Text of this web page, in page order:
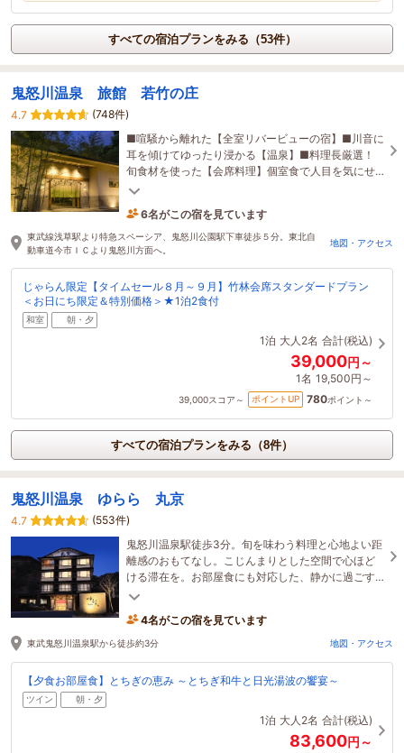
すべての宿泊プランをみる（53件）
鬼怒川温泉 旅館 若竹の庄
4.7
(748件)
■喧騒から離れた【全室リバービューの宿】■川音に
耳を傾けてゆったり浸かる【温泉】■料理長厳選！
旬食材を使った【会席料理】個室食で人目を気にせ
ず堪能。穏やかに流れるくつろぎの時間を心ゆくま
6名がこの宿を見ています
1時間前に予約されました
東武線浅草駅より特急スペーシア、鬼怒川公園駅下車徒歩５分。東北自
動車道今市ＩＣより鬼怒川方面へ。
地図・アクセス
じゃらん限定【タイムセール８月～９月】竹林会席スタンダードプラン
＜お日にち限定＆特別価格＞★1泊2食付
和室 朝・夕
1泊 大人2名 合計(税込)
39,000円～
1名 19,500円～
39,000スコア～ ポイントUP 780ポイント～
すべての宿泊プランをみる（8件）
鬼怒川温泉 ゆらら 丸京
4.7
(553件)
鬼怒川温泉駅徒歩3分。旬を味わう料理と心地よい距
離感のおもてなし。こじんまりとした空間で心ほど
ける滞在を。お部屋食にも対応した、静かに過ごす
大人のための宿。
4名がこの宿を見ています
東武鬼怒川温泉駅から徒歩約3分 地図・アクセス
【夕食お部屋食】とちぎの恵み ～とちぎ和牛と日光湯波の饗宴～
ツイン 朝・夕
1泊 大人2名 合計(税込)
83,600円～